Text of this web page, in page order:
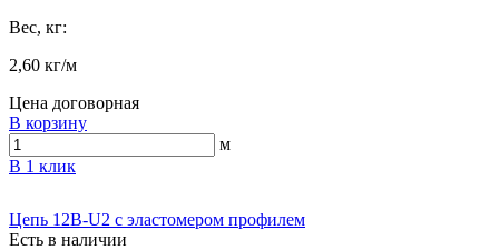
Вес, кг:
2,60 кг/м
Цена договорная
В корзину
м
В 1 клик
Цепь 12B-U2 с эластомером профилем
Есть в наличии